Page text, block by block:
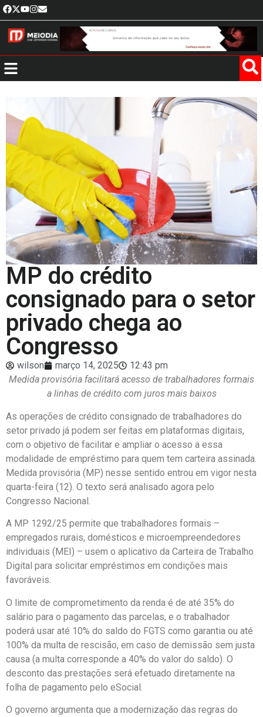
MP do crédito
consignado para o setor
privado chega ao
Congresso
wilson março 14, 2025
12:43 pm
Medida provisória facilitará acesso de trabalhadores formais
a linhas de crédito com juros mais baixos
As operações de crédito consignado de trabalhadores do
setor privado já podem ser feitas em plataformas digitais,
com o objetivo de facilitar e ampliar o acesso a essa
modalidade de empréstimo para quem tem carteira assinada.
Medida provisória (MP) nesse sentido entrou em vigor nesta
quarta-feira (12). O texto será analisado agora pelo
Congresso Nacional.
A MP 1292/25 permite que trabalhadores formais –
empregados rurais, domésticos e microempreendedores
individuais (MEI) – usem o aplicativo da Carteira de Trabalho
Digital para solicitar empréstimos em condições mais
favoráveis.
O limite de comprometimento da renda é de até 35% do
salário para o pagamento das parcelas, e o trabalhador
poderá usar até 10% do saldo do FGTS como garantia ou até
100% da multa de rescisão, em caso de demissão sem justa
causa (a multa corresponde a 40% do valor do saldo). O
desconto das prestações será efetuado diretamente na
folha de pagamento pelo eSocial.
O governo argumenta que a modernização das regras do